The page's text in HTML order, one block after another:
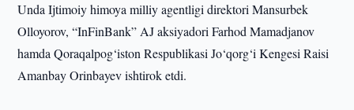
Unda Ijtimoiy himoya milliy agentligi direktori Mansurbek
Olloyorov, “InFinBank” AJ aksiyadori Farhod Mamadjanov
hamda Qoraqalpog‘iston Respublikasi Jo‘qorg‘i Kengesi Raisi
Amanbay Orinbayev ishtirok etdi.